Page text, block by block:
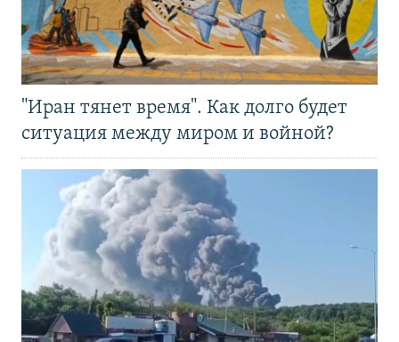
"Иран тянет время". Как долго будет
ситуация между миром и войной?